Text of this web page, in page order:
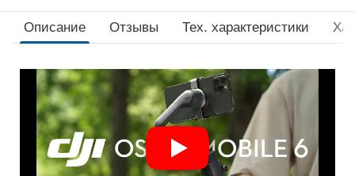
Описание Отзывы Тех. xарактеристики